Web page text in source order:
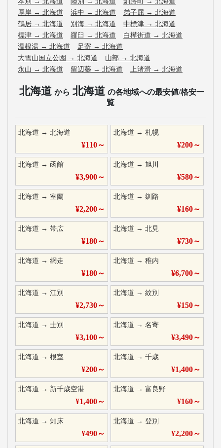
厚岸 → 北海道 浜中 → 北海道 弟子屈 → 北海道
鶴居 → 北海道 別海 → 北海道 中標津 → 北海道
標津 → 北海道 羅臼 → 北海道 白樺街道 → 北海道
温根湯 → 北海道 足寄 → 北海道
大雪山国立公園 → 北海道 山部 → 北海道
永山 → 北海道 留辺蘂 → 北海道 上渚滑 → 北海道
北海道 から 北海道 の各地域への最安値/格安一
覧
北海道 → 北海道
¥110～
北海道 →札幌
¥200～
北海道 → 函館
¥3,900～
北海道 →旭川
¥580～
北海道 → 室蘭
¥2,200～
北海道 →釧路
¥160～
北海道 → 帯広
¥180～
北海道 →北見
¥730～
北海道 → 網走
¥180～
北海道 →稚内
¥6,700～
北海道 → 江別
¥2,730～
北海道 →紋別
¥150～
北海道 → 士別
¥3,100～
北海道 →名寄
¥3,490～
北海道 → 根室
¥200～
北海道 →千歳
¥1,400～
北海道 → 新千歳空港
¥1,400～
北海道 →富良野
¥160～
北海道 → 知床
¥490～
北海道 →登別
¥2,200～